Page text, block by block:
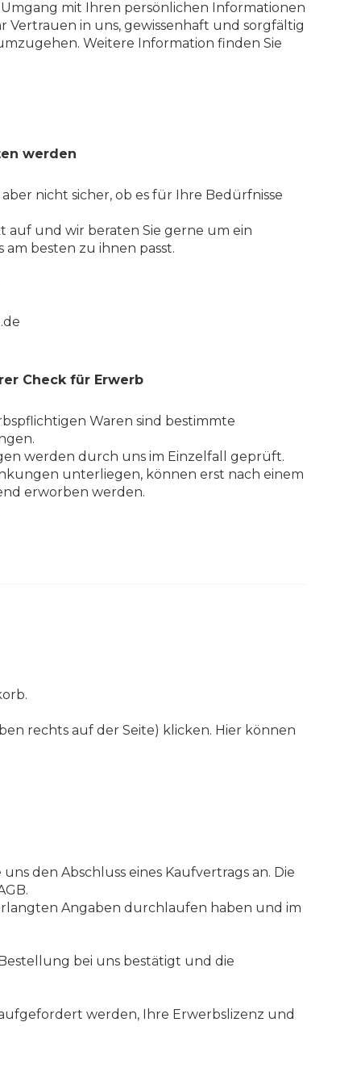
Umgang mit Ihren persönlichen Informationen
Vertrauen in uns, gewissenhaft und sorgfältig
Weitere Information finden Sie
werden
aber nicht sicher, ob es für Ihre Bedürfnisse
auf und wir beraten Sie gerne um ein
besten zu ihnen passt.
Check für Erwerb
Waren sind bestimmte
werden durch uns im Einzelfall geprüft.
unterliegen, können erst nach einem
erworben werden.
rechts auf der Seite) klicken. Hier können
den Abschluss eines Kaufvertrags an. Die
Angaben durchlaufen haben und im
bei uns bestätigt und die
werden, Ihre Erwerbslizenz und